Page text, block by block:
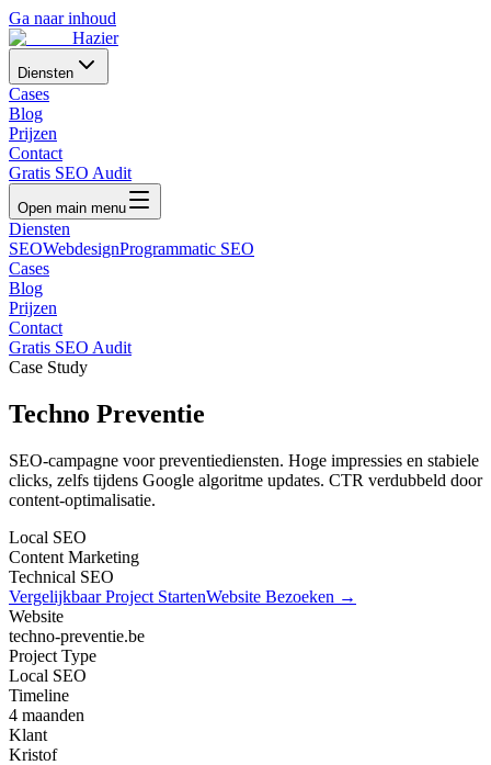
Ga naar inhoud
Hazier
Diensten
Cases
Blog
Prijzen
Contact
Gratis SEO Audit
Open main menu
Diensten
SEOWebdesignProgrammatic SEO
Cases
Blog
Prijzen
Contact
Gratis SEO Audit
Case Study
Techno Preventie
SEO-campagne voor preventiediensten. Hoge impressies en stabiele
clicks, zelfs tijdens Google algoritme updates. CTR verdubbeld door
content-optimalisatie.
Local SEO
Content Marketing
Technical SEO
Vergelijkbaar Project StartenWebsite Bezoeken →
Website
techno-preventie.be
Project Type
Local SEO
Timeline
4 maanden
Klant
Kristof